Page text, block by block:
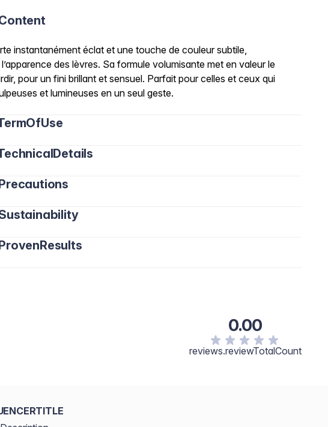
instantanément éclat et une touche de couleur subtile,
des lèvres. Sa formule volumisante met en valeur le
pour un fini brillant et sensuel. Parfait pour celles et ceux qui
et lumineuses en un seul geste.
0.00
reviews.reviewTotalCount